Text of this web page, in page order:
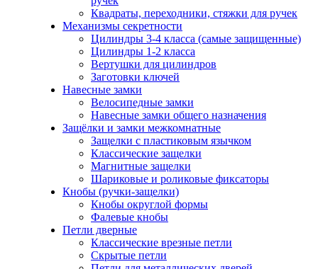
Квадраты, переходники, стяжки для ручек
Механизмы секретности
Цилиндры 3-4 класса (самые защищенные)
Цилиндры 1-2 класса
Вертушки для цилиндров
Заготовки ключей
Навесные замки
Велосипедные замки
Навесные замки общего назначения
Защёлки и замки межкомнатные
Защелки с пластиковым язычком
Классические защелки
Магнитные защелки
Шариковые и роликовые фиксаторы
Кнобы (ручки-защелки)
Кнобы округлой формы
Фалевые кнобы
Петли дверные
Классические врезные петли
Скрытые петли